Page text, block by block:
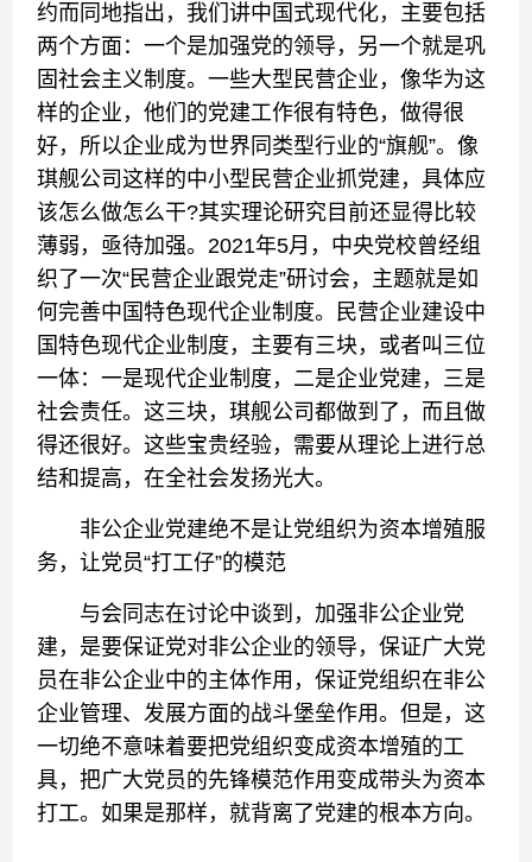
约而同地指出，我们讲中国式现代化，主要包括
两个方面：一个是加强党的领导，另一个就是巩
固社会主义制度。一些大型民营企业，像华为这
样的企业，他们的党建工作很有特色，做得很
好，所以企业成为世界同类型行业的“旗舰”。像
琪舰公司这样的中小型民营企业抓党建，具体应
该怎么做怎么干?其实理论研究目前还显得比较
薄弱，亟待加强。2021年5月，中央党校曾经组
织了一次“民营企业跟党走”研讨会，主题就是如
何完善中国特色现代企业制度。民营企业建设中
国特色现代企业制度，主要有三块，或者叫三位
一体：一是现代企业制度，二是企业党建，三是
社会责任。这三块，琪舰公司都做到了，而且做
得还很好。这些宝贵经验，需要从理论上进行总
结和提高，在全社会发扬光大。
非公企业党建绝不是让党组织为资本增殖服
务，让党员“打工仔”的模范
与会同志在讨论中谈到，加强非公企业党
建，是要保证党对非公企业的领导，保证广大党
员在非公企业中的主体作用，保证党组织在非公
企业管理、发展方面的战斗堡垒作用。但是，这
一切绝不意味着要把党组织变成资本增殖的工
具，把广大党员的先锋模范作用变成带头为资本
打工。如果是那样，就背离了党建的根本方向。